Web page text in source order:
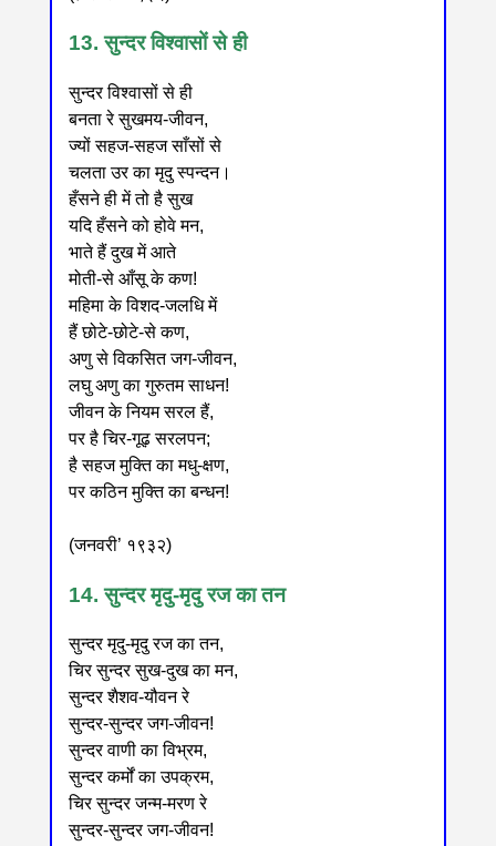
13. सुन्दर विश्वासों से ही
सुन्दर विश्वासों से ही
बनता रे सुखमय-जीवन,
ज्यों सहज-सहज साँसों से
चलता उर का मृदु स्पन्दन।
हँसने ही में तो है सुख
यदि हँसने को होवे मन,
भाते हैं दुख में आते
मोती-से आँसू के कण!
महिमा के विशद-जलधि में
हैं छोटे-छोटे-से कण,
अणु से विकसित जग-जीवन,
लघु अणु का गुरुतम साधन!
जीवन के नियम सरल हैं,
पर है चिर-गूढ़ सरलपन;
है सहज मुक्ति का मधु-क्षण,
पर कठिन मुक्ति का बन्धन!
(जनवरी’ १९३२)
14. सुन्दर मृदु-मृदु रज का तन
सुन्दर मृदु-मृदु रज का तन,
चिर सुन्दर सुख-दुख का मन,
सुन्दर शैशव-यौवन रे
सुन्दर-सुन्दर जग-जीवन!
सुन्दर वाणी का विभ्रम,
सुन्दर कर्मों का उपक्रम,
चिर सुन्दर जन्म-मरण रे
सुन्दर-सुन्दर जग-जीवन!